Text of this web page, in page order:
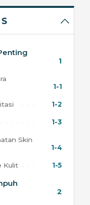
1
1-1
1-2
1-3
Skin
1-4
Kulit 1-5
2